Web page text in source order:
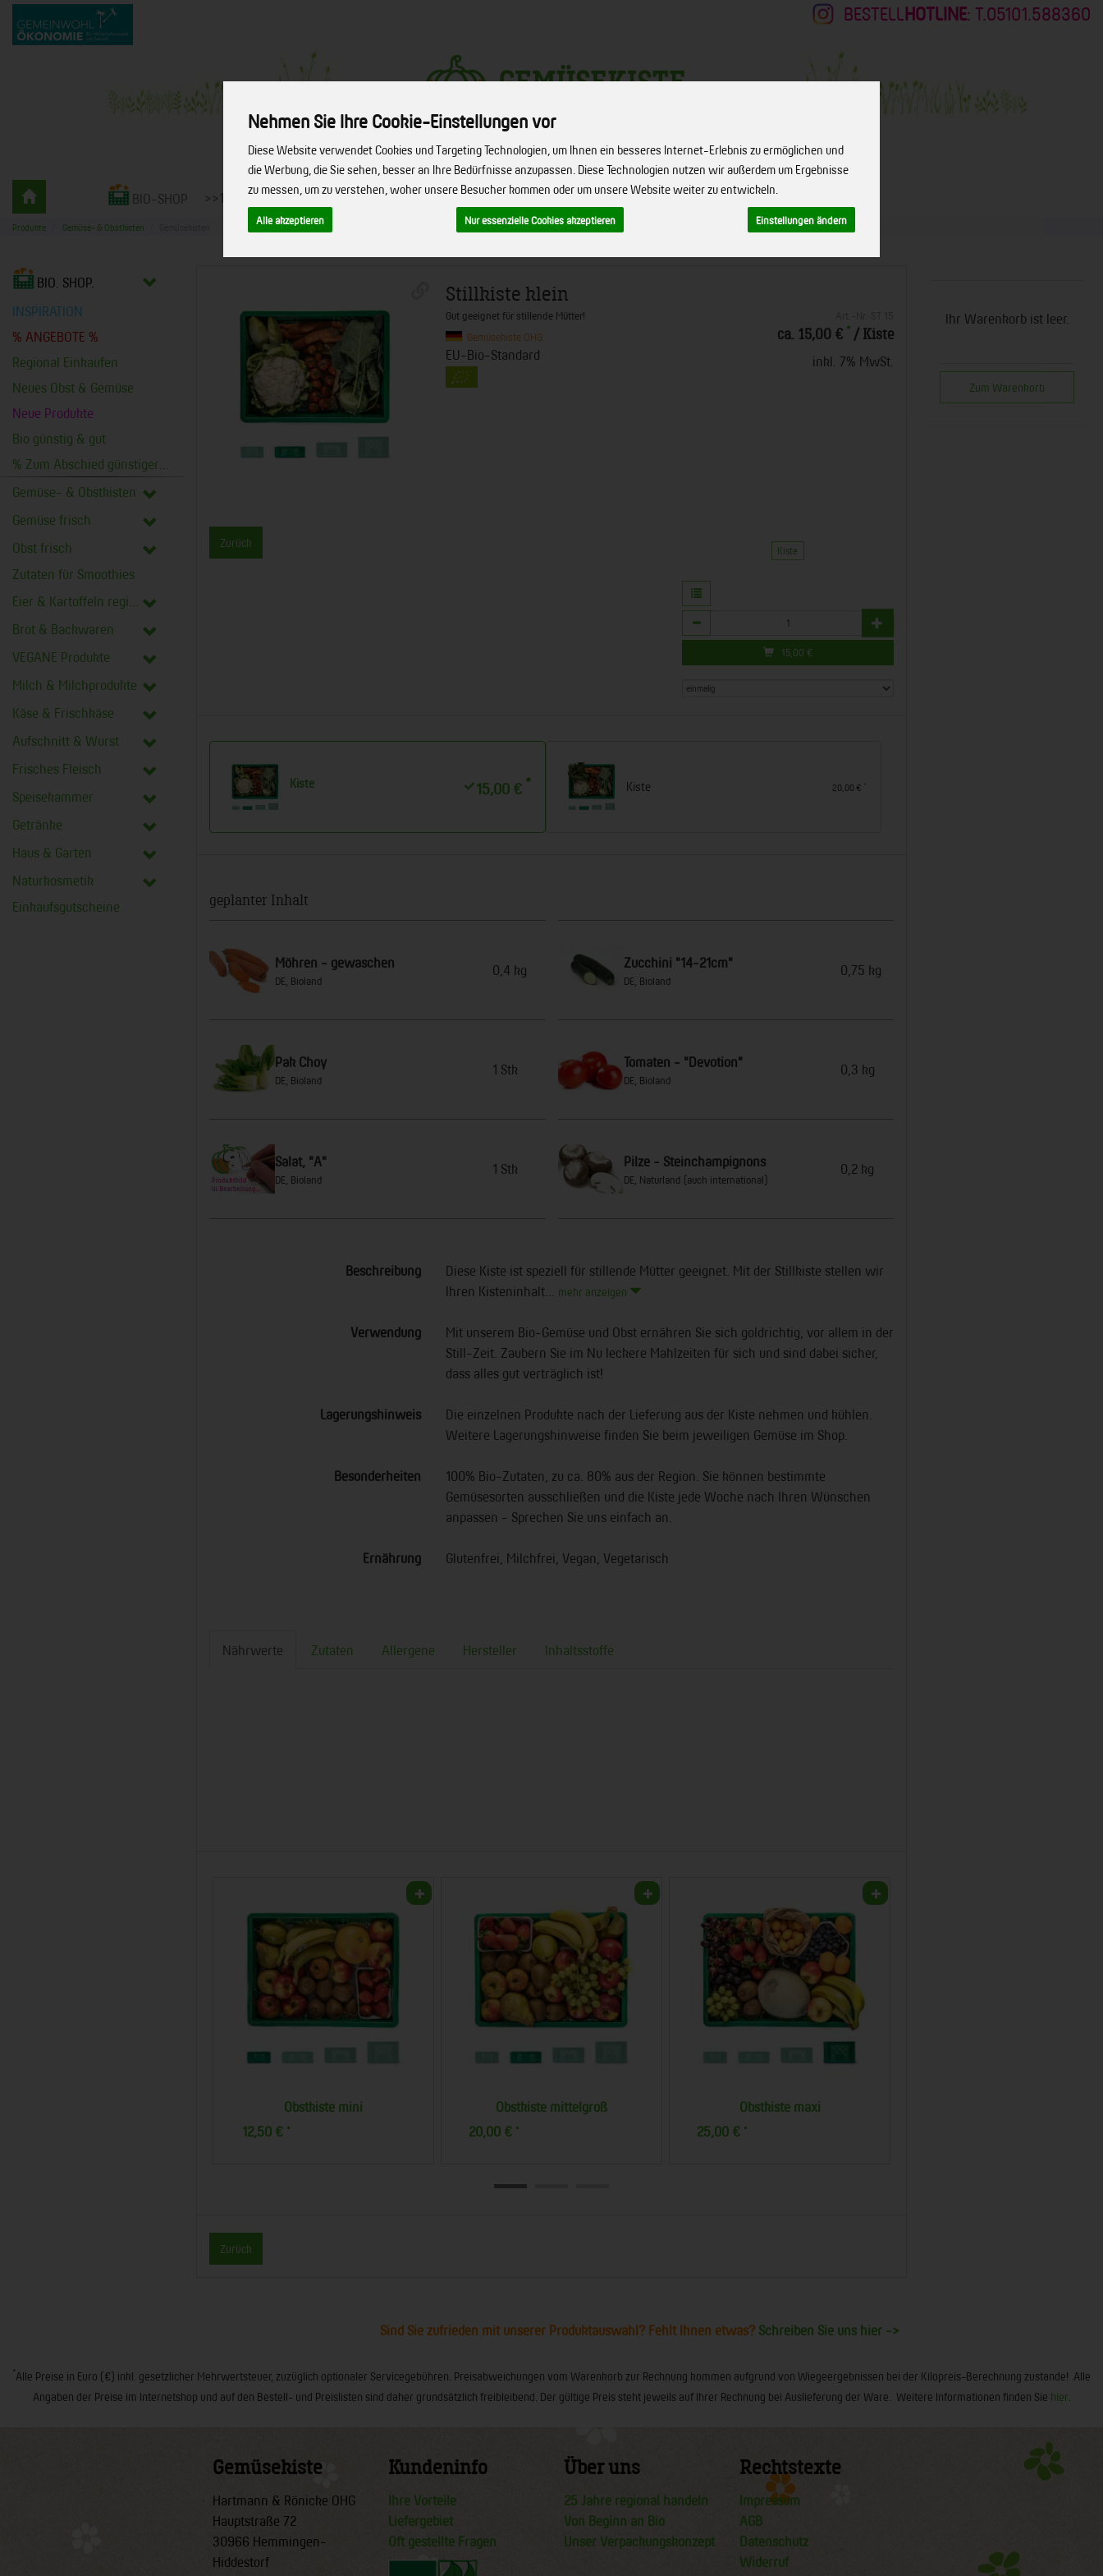
Nehmen Sie Ihre Cookie-Einstellungen vor
Diese Website verwendet Cookies und Targeting Technologien, um Ihnen ein besseres Internet-Erlebnis zu ermöglichen und
die Werbung, die Sie sehen, besser an Ihre Bedürfnisse anzupassen. Diese Technologien nutzen wir außerdem um Ergebnisse
zu messen, um zu verstehen, woher unsere Besucher kommen oder um unsere Website weiter zu entwickeln.
Alle akzeptieren Nur essenzielle Cookies akzeptieren Einstellungen ändern
BESTELL HOTLINE: T.05101.588360
Gemüsekiste
bio.
vielfalt.
BIO-SHOP >>10% RABATT<< LIEFERSERVICE FIRMENSERVICE REZEPTE BIO-HÖFE ÜBER UNS KONTAKT
Produkte Gemüse- & Obstkisten
BIO. SHOP.
INSPIRATION
% ANGEBOTE %
Regional Einkaufen
Neues Obst & Gemüse
Neue Produkte
Bio günstig & gut
Gemüse- & Obstkisten
Gemüse frisch
Obst frisch
Zutaten für Smoothies
Eier & Kartoffeln regional
Brot & Backwaren
VEGANE Produkte
Milch & Milchprodukte
Käse & Frischkäse
Aufschnitt & Wurst
Frisches Fleisch
Speisekammer
Getränke
Haus & Garten
Naturkosmetik
Einkaufsgutscheine
Stillkiste klein
Gut geeignet für stillende Mütter!
Gemüsekiste OHG
EU-Bio-Standard
ca. 15,00 € * / Kiste
inkl. 7% MwSt.
Zurück
Kiste
Anzahl
15,00 €
Kiste 15,00 € * Kiste 20,00 € *
geplanter Inhalt
Möhren - gewaschen
DE, Bioland
0,4 kg Zucchini "14-21cm"
DE, Bioland
0,75 kg
Pak Choy
DE, Bioland
1 Stk Tomaten - "Devotion"
DE, Bioland
0,3 kg
Salat, "A"
DE, Bioland
1 Stk Pilze - Steinchampignons
DE, Naturland (auch international)
0,2 kg
Beschreibung
Diese Kiste ist speziell für stillende Mütter geeignet. Mit der Stillkiste stellen wir
Ihren Kisteninhalt...
mehr anzeigen
Verwendung
Mit unserem Bio-Gemüse und Obst ernähren Sie sich goldrichtig, vor allem in der
Still-Zeit. Zaubern Sie im Nu leckere Mahlzeiten für sich und sind dabei sicher,
dass alles gut verträglich ist!
Lagerungshinweis
Die einzelnen Produkte nach der Lieferung aus der Kiste nehmen und kühlen.
Weitere Lagerungshinweise finden Sie beim jeweiligen Gemüse im Shop.
Besonderheiten
100% Bio-Zutaten, zu ca. 80% aus der Region. Sie können bestimmte
Gemüsesorten ausschließen und die Kiste jede Woche nach Ihren Wünschen
anpassen - Sprechen Sie uns einfach an.
Ernährung Glutenfrei, Milchfrei, Vegan, Vegetarisch
Nährwerte Zutaten Allergene Hersteller Inhaltsstoffe
Obstkiste mini
12,50 € *
Obstkiste mittelgroß
20,00 € *
Obstkiste maxi
25,00 € *
Zurück
Ihr Warenkorb ist leer.
Zum Warenkorb
Sind Sie zufrieden mit unserer Produktauswahl? Fehlt Ihnen etwas? Schreiben Sie uns hier ->
*Alle Preise in Euro (€) inkl. gesetzlicher Mehrwertsteuer, zuzüglich optionaler Servicegebühren. Preisabweichungen vom Warenkorb zur Rechnung kommen aufgrund von Wiegeergebnissen bei der Kilopreis-Berechnung zustande! Alle
Angaben der Preise im Internetshop und auf den Bestell- und Preislisten sind daher grundsätzlich freibleibend. Der gültige Preis steht jeweils auf Ihrer Rechnung bei Auslieferung der Ware. Weitere Informationen finden Sie hier
Gemüsekiste
Hartmann & Rönicke OHG
Hauptstraße 72
30966 Hemmingen-
Hiddestorf
Kundeninfo
Ihre Vorteile
Liefergebiet
Oft gestellte Fragen
Über uns
25 Jahre regional handeln
Von Beginn an Bio
Unser Verpackungskonzept
Rechtstexte
Impressum
AGB
Datenschutz
Widerruf